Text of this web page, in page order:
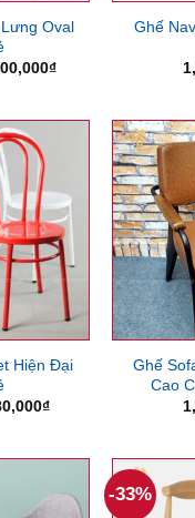
Oval
₫Giá
700,000₫.
Ghế
Hiện Đại
₫Giá
480,000₫.
Ghế
Cao
-33%